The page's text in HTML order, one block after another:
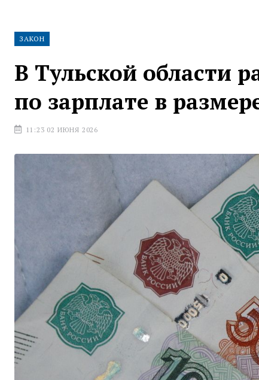
ЗАКОН
В Тульской области
по зарплате в
11:23 02 ИЮНЯ 2026